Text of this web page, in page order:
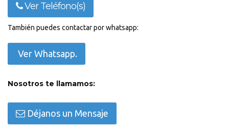
Ver Teléfono(s)
También puedes contactar por whatsapp:
Ver Whatsapp.
Nosotros te llamamos:
Déjanos un Mensaje